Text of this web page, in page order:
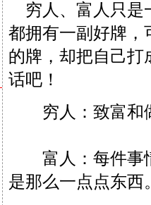
穷人、富人只是
都拥有一副好牌，
的牌，却把自己打
话吧！
穷人：致富和
富人：每件事情
是那么一点点东西